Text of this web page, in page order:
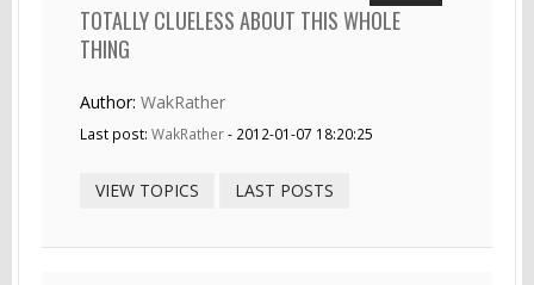
TOTALLY CLUELESS ABOUT THIS WHOLE
THING
Author: WakRather
Last post: WakRather- 2012-01-07 18:20:25
VIEW TOPICS LAST POSTS